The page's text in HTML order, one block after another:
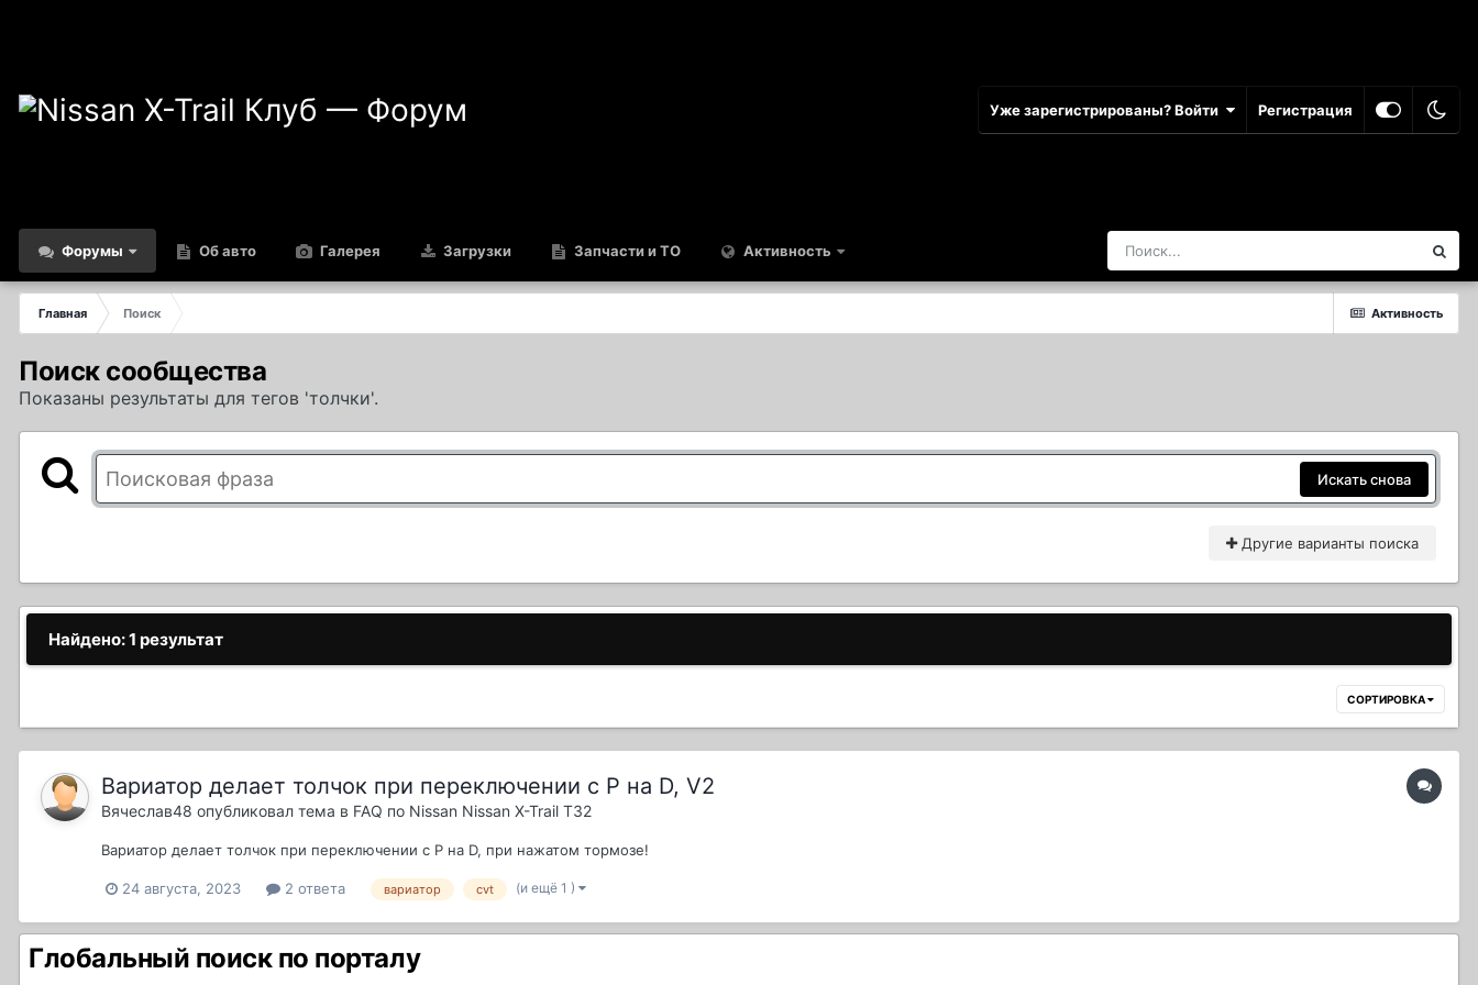
Уже зарегистрированы? Войти Регистрация
Форумы Об авто Галерея Загрузки Запчасти и ТО Активность
Активность
Главная Поиск
Поиск сообщества
Показаны результаты для тегов 'толчки'.
Искать снова
Другие варианты поиска
Найдено: 1 результат
СОРТИРОВКА
Вариатор делает толчок при переключении с P на D, V2
Вячеслав48 опубликовал тема в FAQ по Nissan Nissan X-Trail T32
Вариатор делает толчок при переключении с P на D, при нажатом тормозе!
24 августа, 2023 2 ответа вариатор cvt (и ещё 1 )
Глобальный поиск по порталу